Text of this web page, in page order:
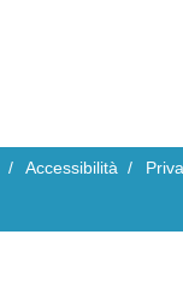
/ Accessibilità /